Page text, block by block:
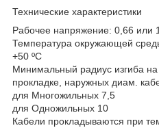
Технические характеристики
Рабочее напряжение: 0,66 или
Температура окружающей
+50 ºС
Минимальный радиус изгиба
прокладке, наружных диам.
для Многожильных 7,5
для Одножильных 10
Кабели прокладываются при